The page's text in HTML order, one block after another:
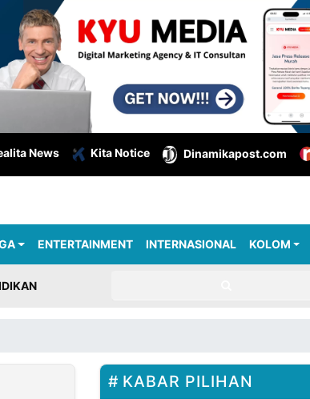
News Kita Notice Dinamikapost.com
ENTERTAINMENT INTERNASIONAL KOLOM
KABAR PILIHAN